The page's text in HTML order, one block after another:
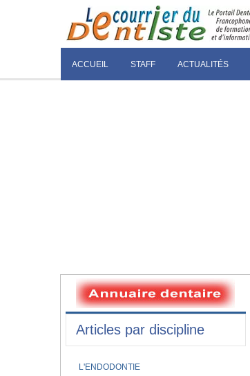
ACCUEIL STAFF ACTUALITÉS
Articles par discipline
L'ENDODONTIE